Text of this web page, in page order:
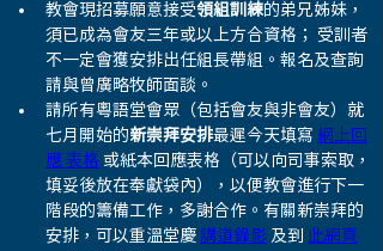
教會現招募願意接受領組訓練的弟兄姊妹，
須已成為會友三年或以上方合資格； 受訓者
不一定會獲安排出任組長帶組。報名及查詢
請與曾廣略牧師面談。
請所有粵語堂會眾（包括會友與非會友）就
七月開始的新崇拜安排最遲今天填寫 網上回
應 表格 或紙本回應表格（可以向司事索取，
填妥後放在奉獻袋內），以便教會進行下一
階段的籌備工作，多謝合作。有關新崇拜的
安排，可以重溫堂慶 講道錄影 及到
此網頁